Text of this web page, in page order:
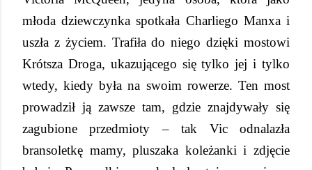
młoda dziewczynka spotkała Charliego Manxa i
uszła z życiem. Trafiła do niego dzięki mostowi
Krótsza Droga, ukazującego się tylko jej i tylko
wtedy, kiedy była na swoim rowerze. Ten most
prowadził ją zawsze tam, gdzie znajdywały się
zagubione przedmioty – tak Vic odnalazła
bransoletkę mamy, pluszaka koleżanki i zdjęcie